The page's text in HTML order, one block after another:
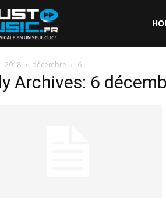
2018 décembre 6
Archives: 6